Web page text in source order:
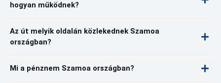
hogyan működnek?
Az út melyik oldalán közlekednek Szamoa
országban?
Mi a pénznem Szamoa országban?